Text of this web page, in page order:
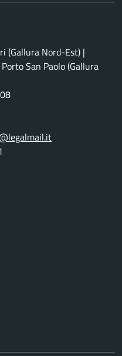
(Gallura Nord-Est) |
San Paolo (Gallura